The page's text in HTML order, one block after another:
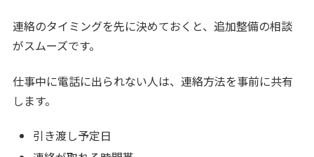
連絡のタイミングを先に決めておくと、追加整備の相談
がスムーズです。
仕事中に電話に出られない人は、連絡方法を事前に共有
します。
引き渡し予定日